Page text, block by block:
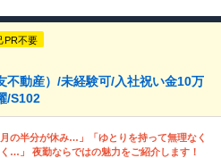
PR不要
不動産）/未経験可/入社祝い金10万
/S102
月の半分が休み…」「ゆとりを持って無理なく
…」 夜勤ならではの魅力をご紹介します！